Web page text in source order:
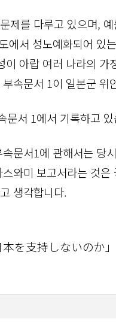
제를 다루고 있으며,
에서 성노예화되어 있
이 아랍 여러 나라의
속문서 1이 일본군 위
문서 1에서 기록하고
문서1에 관해서는 당
와미 보고서라는 것
생각합니다.
を支持しないのか